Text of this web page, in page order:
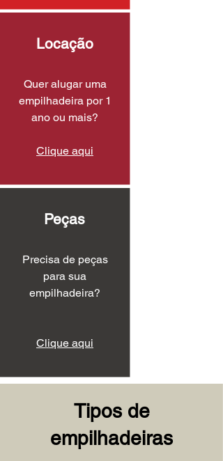
Locação
Quer alugar uma
empilhadeira por 1
ano ou mais?
Clique aqui
Peças
Precisa de peças
para sua
empilhadeira?
Clique aqui
Tipos de
empilhadeiras